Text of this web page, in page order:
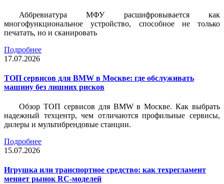
Аббревиатура МФУ расшифровывается как
многофункциональное устройство, способное не только
печатать, но и сканировать
Подробнее
17.07.2026
ТОП сервисов для BMW в Москве: где обслуживать
машину без лишних рисков
Обзор ТОП сервисов для BMW в Москве. Как выбрать
надежный техцентр, чем отличаются профильные сервисы,
дилеры и мультибрендовые станции.
Подробнее
15.07.2026
Игрушка или транспортное средство: как техрегламент
меняет рынок RC-моделей